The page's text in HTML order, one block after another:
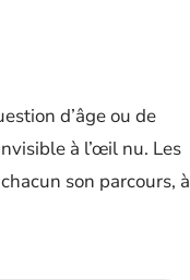
d’âge ou de
à l’œil nu. Les
son parcours, à